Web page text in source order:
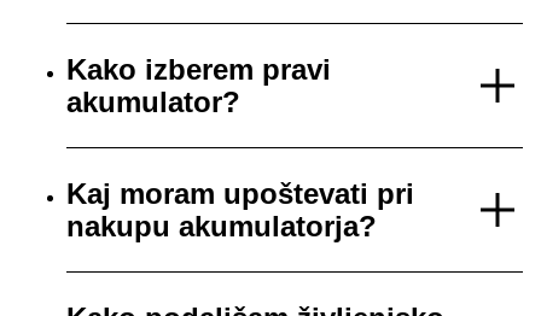
Kako izberem pravi
akumulator?
Kaj moram upoštevati pri
nakupu akumulatorja?